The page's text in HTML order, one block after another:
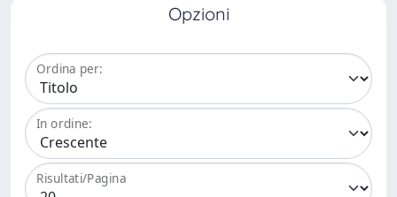
Opzioni
Ordina per:
In ordine:
Risultati/Pagina